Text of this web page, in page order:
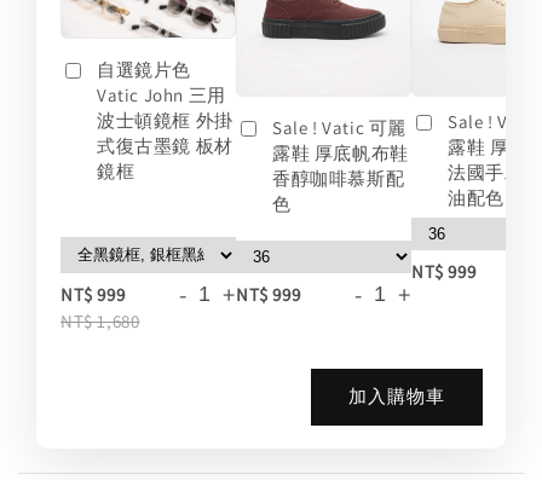
自選鏡片色
Vatic John 三用
波士頓鏡框 外掛
式復古墨鏡 板材
鏡框
NT$ 999
NT$ 1,680
- +
Sale ! Vatic 可麗
露鞋 厚底帆布鞋
香醇咖啡慕斯配
色
NT$ 999 - +
Sale !
露鞋 厚底
法國手工
油配色
NT$ 999
加入購物車